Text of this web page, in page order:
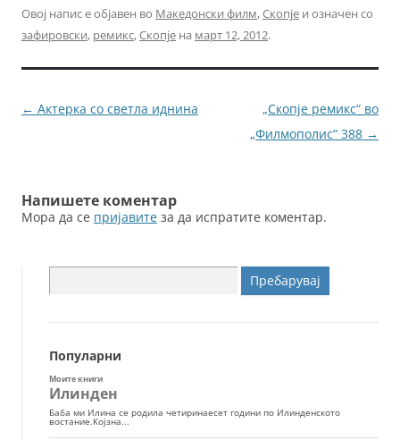
c
e
b
o
itt
er
ai
l
ss
e
n
g
Овој напис е објавен во Македонски филм,Скопје и означен со
зафировски, ремикс,Скопје на март 12, 2012.
Навигација
← Актерка со светла иднина
„Скопје ремикс“ во
„Филмополис“ 388 →
Напишете коментар
Мора да се пријавите за да испратите коментар.
за:
Популарни